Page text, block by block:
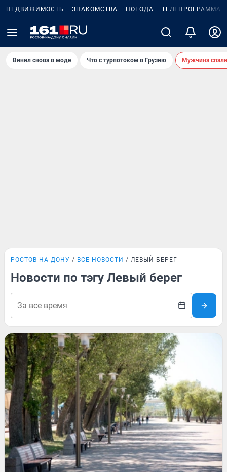
НЕДВИЖИМОСТЬ ЗНАКОМСТВА ПОГОДА ТЕЛЕПРОГРАММА
Винил снова в моде Что с турпотоком в Грузию Мужчина
РОСТОВ-НА-ДОНУ ВСЕ НОВОСТИ ЛЕВЫЙ БЕРЕГ
Новости по тэгу Левый берег